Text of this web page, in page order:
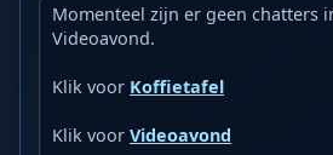
Momenteel zijn er geen chatters
Videoavond.
Klik voor Koffietafel
Klik voorVideoavond